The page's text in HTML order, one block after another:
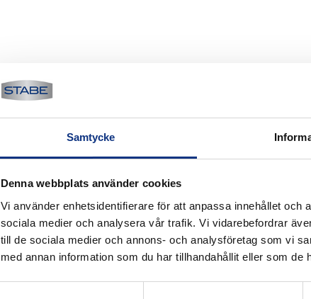
Samtycke
Denna webbplats använder cookies
Vi använder enhetsidentifierare för att anpassa innehållet och
sociala medier och analysera vår trafik. Vi vidarebefordrar
till de sociala medier och annons- och analysföretag som vi
med annan information som du har tillhandahållit eller som